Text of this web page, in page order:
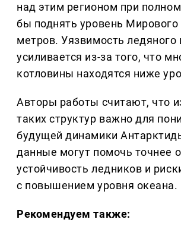
над этим регионом при
бы поднять уровень Мирового
метров. Уязвимость ледяного
усиливается из-за того, что
котловины находятся ниже
Авторы работы считают, что
таких структур важно для
будущей динамики
данные могут помочь точнее
устойчивость ледников и
с повышением уровня океана.
Рекомендуем также: